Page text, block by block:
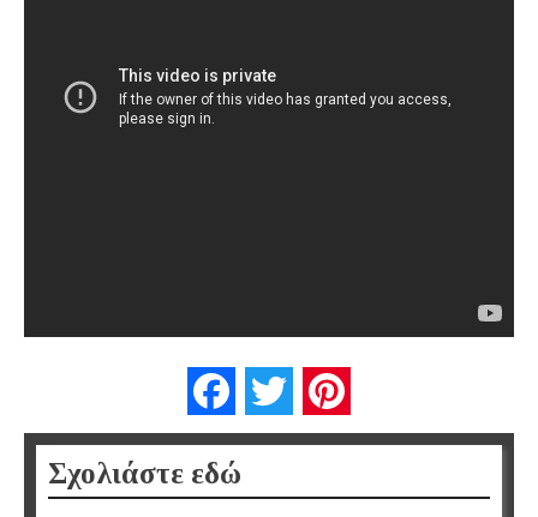
FacebookTwitter
Σχολιάστε εδώ